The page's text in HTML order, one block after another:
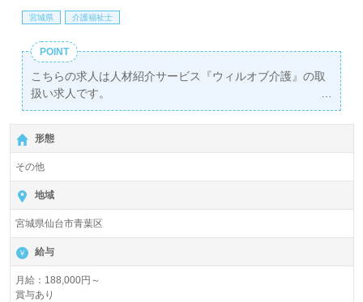
宮城県 介護福祉士
POINT
こちらの求人は人材紹介サービス『ウィルオブ介護』の取
扱い求人です。
詳細に関してお気軽にご相談ください♪
【無料】で皆さんの転職活動をサポートいたします。
形態
その他
地域
宮城県仙台市青葉区
給与
月給：188,000円～
賞与あり